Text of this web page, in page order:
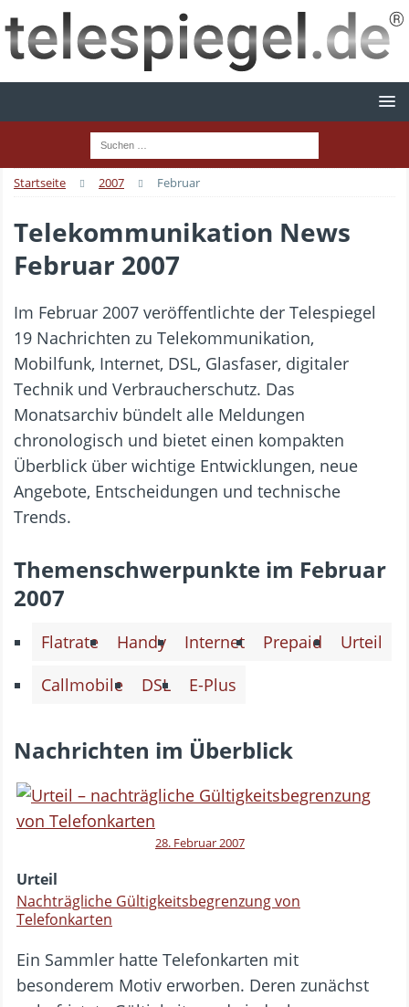
Startseite 2007 Februar
Telekommunikation News
Februar 2007
Im Februar 2007 veröffentlichte der Telespiegel
19 Nachrichten zu Telekommunikation,
Mobilfunk, Internet, DSL, Glasfaser, digitaler
Technik und Verbraucherschutz. Das
Monatsarchiv bündelt alle Meldungen
chronologisch und bietet einen kompakten
Überblick über wichtige Entwicklungen, neue
Angebote, Entscheidungen und technische
Trends.
Themenschwerpunkte im Februar
2007
Flatrate Handy Internet Prepaid
Urteil
Callmobile
DSL E-Plus
Nachrichten im Überblick
28. Februar 2007
Urteil
Nachträgliche Gültigkeitsbegrenzung von
Telefonkarten
Ein Sammler hatte Telefonkarten mit
besonderem Motiv erworben. Deren zunächst